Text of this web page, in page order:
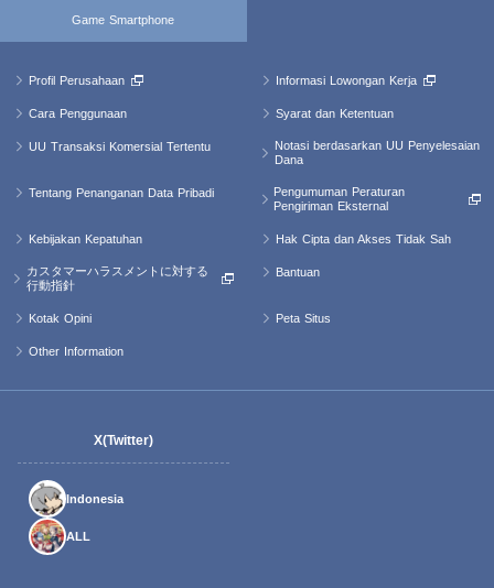
Game Smartphone
Profil Perusahaan Informasi Lowongan Kerja
Cara Penggunaan Syarat dan Ketentuan
UU Transaksi Komersial Tertentu
Notasi berdasarkan UU Penyelesaian
Dana
Tentang Penanganan Data Pribadi
Pengumuman Peraturan
Pengiriman Eksternal
Kebijakan Kepatuhan Hak Cipta dan Akses Tidak Sah
カスタマーハラスメントに対する
行動指針
Bantuan
Kotak Opini Peta Situs
Other Information
X(Twitter)
Indonesia
ALL